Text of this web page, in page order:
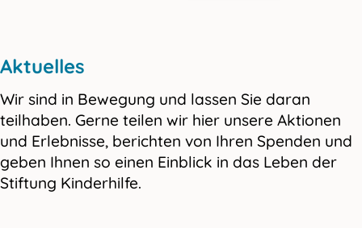
Aktuelles
Wir sind in Bewegung und lassen Sie daran
teilhaben. Gerne teilen wir hier unsere Aktionen
und Erlebnisse, berichten von Ihren Spenden und
geben Ihnen so einen Einblick in das Leben der
Stiftung Kinderhilfe.